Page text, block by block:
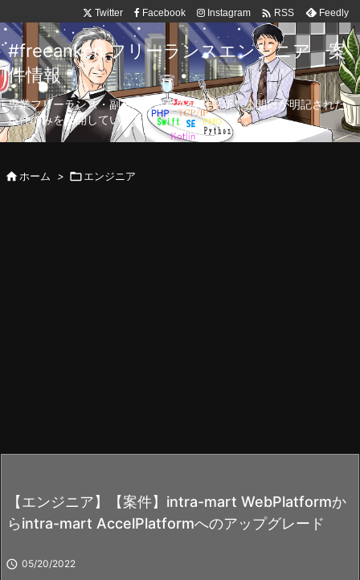
Twitter Facebook Instagram  RSS Feedly
#freeanken フリーランスエンジニア 案
件情報
専業フリーランス・副業向け案件を毎日更新！公開日が明記された
案件のみを公開しています。
ホーム > エンジニア
【エンジニア】【案件】intra-mart WebPlatformか
らintra-mart AccelPlatformへのアップグレード
 05/20/2022